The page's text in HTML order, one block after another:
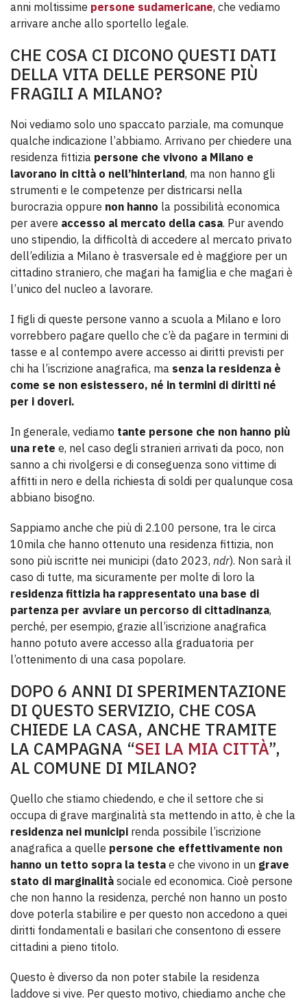
anni moltissime persone sudamericane, che vediamo
arrivare anche allo sportello legale.
CHE COSA CI DICONO QUESTI DATI
DELLA VITA DELLE PERSONE PIÙ
FRAGILI A MILANO?
Noi vediamo solo uno spaccato parziale, ma comunque
qualche indicazione l’abbiamo. Arrivano per chiedere una
residenza fittizia persone che vivono a Milano e
lavorano in città o nell’hinterland, ma non hanno gli
strumenti e le competenze per districarsi nella
burocrazia oppure non hanno la possibilità economica
per avere accesso al mercato della casa. Pur avendo
uno stipendio, la difficoltà di accedere al mercato privato
dell’edilizia a Milano è trasversale ed è maggiore per un
cittadino straniero, che magari ha famiglia e che magari è
l’unico del nucleo a lavorare.
I figli di queste persone vanno a scuola a Milano e loro
vorrebbero pagare quello che c’è da pagare in termini di
tasse e al contempo avere accesso ai diritti previsti per
chi ha l’iscrizione anagrafica, ma senza la residenza è
come se non esistessero, né in termini di diritti né
per i doveri.
In generale, vediamo tante persone che non hanno più
una rete e, nel caso degli stranieri arrivati da poco, non
sanno a chi rivolgersi e di conseguenza sono vittime di
affitti in nero e della richiesta di soldi per qualunque cosa
abbiano bisogno.
Sappiamo anche che più di 2.100 persone, tra le circa
10mila che hanno ottenuto una residenza fittizia, non
sono più iscritte nei municipi (dato 2023, ndr). Non sarà il
caso di tutte, ma sicuramente per molte di loro la
residenza fittizia ha rappresentato una base di
partenza per avviare un percorso di cittadinanza,
perché, per esempio, grazie all’iscrizione anagrafica
hanno potuto avere accesso alla graduatoria per
l’ottenimento di una casa popolare.
DOPO 6 ANNI DI SPERIMENTAZIONE
DI QUESTO SERVIZIO, CHE COSA
CHIEDE LA CASA, ANCHE TRAMITE
LA CAMPAGNA “SEI LA MIA CITTÀ”,
AL COMUNE DI MILANO?
Quello che stiamo chiedendo, e che il settore che si
occupa di grave marginalità sta mettendo in atto, è che la
residenza nei municipi renda possibile l’iscrizione
anagrafica a quelle persone che effettivamente non
hanno un tetto sopra la testa e che vivono in un grave
stato di marginalità sociale ed economica. Cioè persone
che non hanno la residenza, perché non hanno un posto
dove poterla stabilire e per questo non accedono a quei
diritti fondamentali e basilari che consentono di essere
cittadini a pieno titolo.
Questo è diverso da non poter stabile la residenza
laddove si vive. Per questo motivo, chiediamo anche che